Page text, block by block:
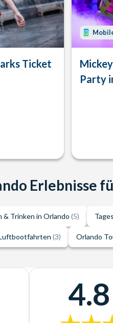
Ticket
Party
Erlebnisse
& Trinken in Orlando (5)
(3) Orlando
4.8